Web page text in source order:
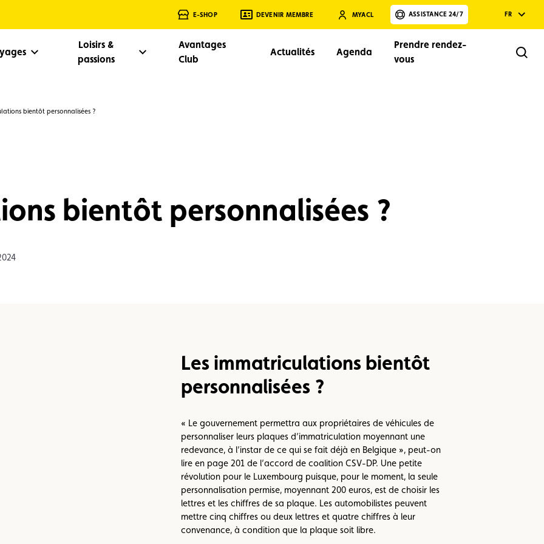
E-SHOP DEVENIR MEMBRE MYACL ASSISTANCE 24/7 FR
Loisirs &
passions
Avantages
Club
Actualités Agenda
Prendre rendez-
vous
bientôt personnalisées ?
bientôt personnalisées ?
Les immatriculations bientôt
personnalisées ?
« Le gouvernement permettra aux propriétaires de véhicules de
personnaliser leurs plaques d’immatriculation moyennant une
redevance, à l’instar de ce qui se fait déjà en Belgique », peut-on
lire en page 201 de l’accord de coalition CSV-DP. Une petite
révolution pour le Luxembourg puisque, pour le moment, la seule
personnalisation permise, moyennant 200 euros, est de choisir les
lettres et les chiffres de sa plaque. Les automobilistes peuvent
mettre cinq chiffres ou deux lettres et quatre chiffres à leur
convenance, à condition que la plaque soit libre.